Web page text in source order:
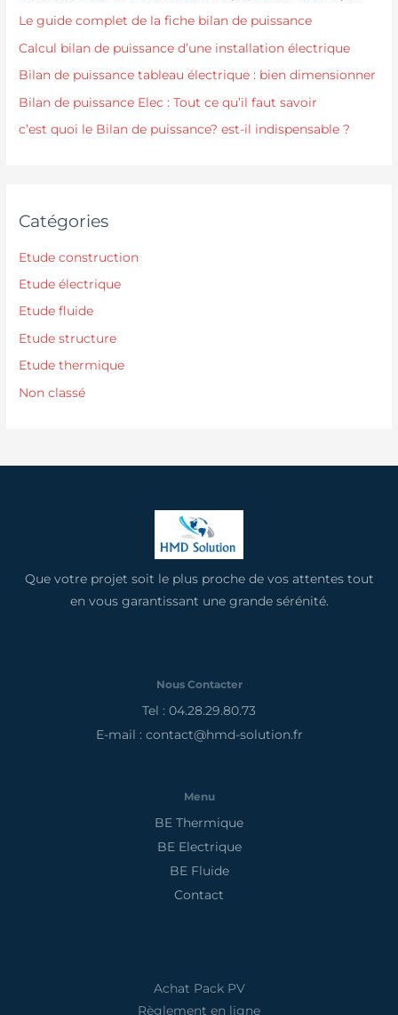
Le guide complet de la fiche bilan de puissance
Calcul bilan de puissance d’une installation électrique
Bilan de puissance tableau électrique : bien dimensionner
Bilan de puissance Elec : Tout ce qu’il faut savoir
c’est quoi le Bilan de puissance? est-il indispensable ?
Catégories
Etude construction
Etude électrique
Etude fluide
Etude structure
Etude thermique
Non classé
Que votre projet soit le plus proche de vos attentes tout
en vous garantissant une grande sérénité.
Nous Contacter
Tel : 04.28.29.80.73
E-mail : contact@hmd-solution.fr
Menu
BE Thermique
BE Electrique
BE Fluide
Contact
Achat Pack PV
Règlement en ligne